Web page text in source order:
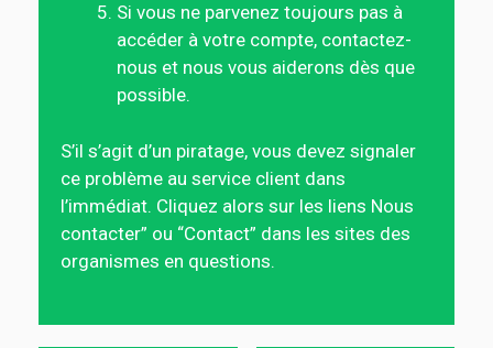
Si vous ne parvenez toujours pas à
accéder à votre compte, contactez-
nous et nous vous aiderons dès que
possible.
S’il s’agit d’un piratage, vous devez signaler
ce problème au service client dans
l’immédiat. Cliquez alors sur les liens Nous
contacter” ou “Contact” dans les sites des
organismes en questions.